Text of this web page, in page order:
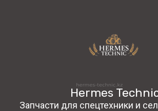
Hermes
Запчасти для спецтехники и